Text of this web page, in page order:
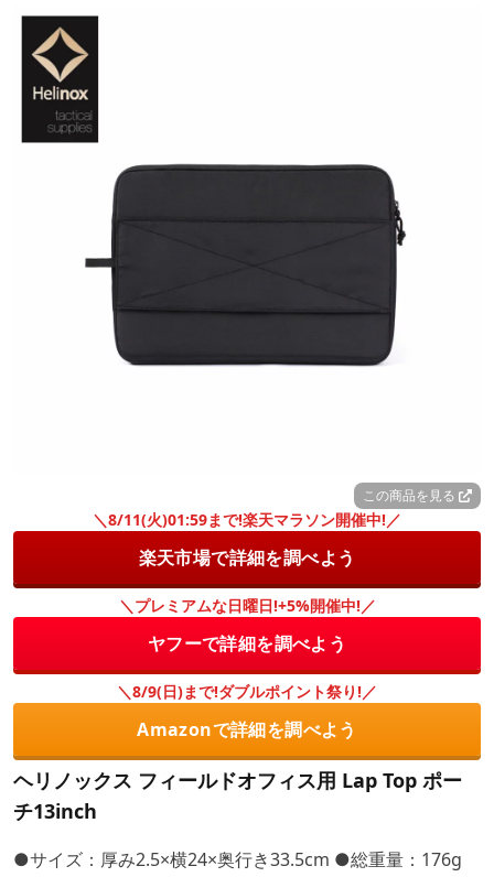
この商品を見る
＼8/11(火)01:59まで!楽天マラソン開催中!／
楽天市場で詳細を調べよう
＼プレミアムな日曜日!+5%開催中!／
ヤフーで詳細を調べよう
＼8/9(日)まで!ダブルポイント祭り!／
Amazonで詳細を調べよう
ヘリノックス フィールドオフィス用 Lap Top ポー
チ13inch
●サイズ：厚み2.5×横24×奥行き33.5cm ●総重量：176g